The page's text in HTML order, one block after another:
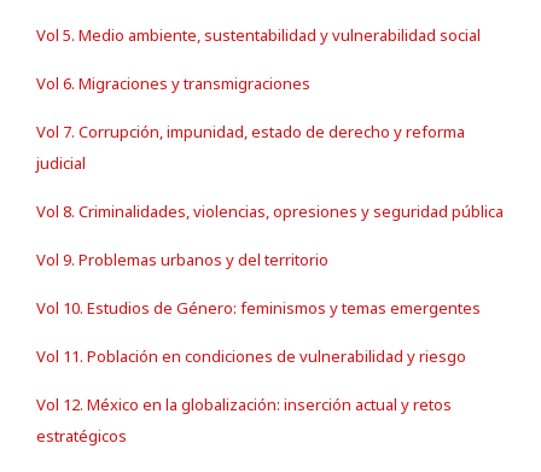
Vol 5. Medio ambiente, sustentabilidad y vulnerabilidad social
Vol 6. Migraciones y transmigraciones
Vol 7. Corrupción, impunidad, estado de derecho y reforma
judicial
Vol 8. Criminalidades, violencias, opresiones y seguridad pública
Vol 9. Problemas urbanos y del territorio
Vol 10. Estudios de Género: feminismos y temas emergentes
Vol 11. Población en condiciones de vulnerabilidad y riesgo
Vol 12. México en la globalización: inserción actual y retos
estratégicos